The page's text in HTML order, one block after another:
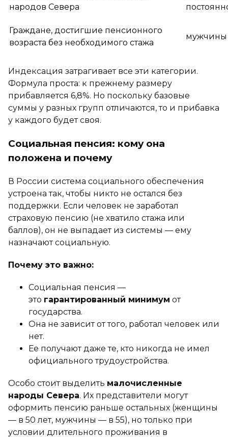
народов Севера
Граждане, достигшие пенсионного
возраста без необходимого стажа
мужчины
Индексация затрагивает все эти категории.
Формула проста: к прежнему размеру
прибавляется 6,8%. Но поскольку базовые
суммы у разных групп отличаются, то и прибавка
у каждого будет своя.
Социальная пенсия: кому она
положена и почему
В России система социального обеспечения
устроена так, чтобы никто не остался без
поддержки. Если человек не заработал
страховую пенсию (не хватило стажа или
баллов), он не выпадает из системы — ему
назначают социальную.
Почему это важно:
Социальная пенсия —
это гарантированный минимум от
государства.
Она не зависит от того, работал человек или
нет.
Ее получают даже те, кто никогда не имел
официального трудоустройства.
Особо стоит выделить малочисленные
народы Севера. Их представители могут
оформить пенсию раньше остальных (женщины
— в 50 лет, мужчины — в 55), но только при
условии длительного проживания в